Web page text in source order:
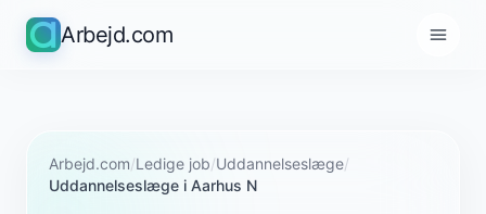
Arbejd.com
Arbejd.com/Ledige job/Uddannelseslæge/
Uddannelseslæge i Aarhus N